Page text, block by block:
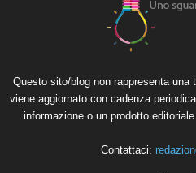
Questo sito/blog non rappresenta
viene aggiornato con cadenza
informazione o un prodotto
Contattaci: